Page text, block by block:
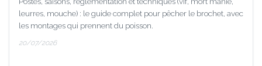
leurres, mouche) : le guide complet pour pêcher le brochet, avec
les montages qui prennent du poisson.
20/07/2026